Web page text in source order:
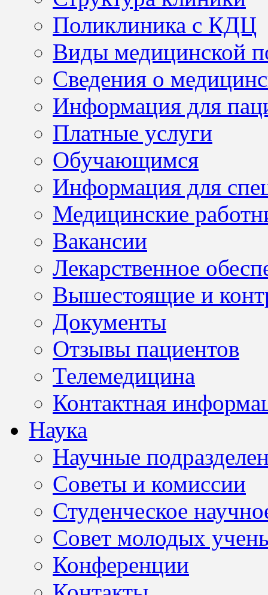
Поликлиника с КДЦ
Виды медицинской
Сведения о
Информация для
Платные услуги
Обучающимся
Информация для
Медицинские
Вакансии
Лекарственное
Вышестоящие и
Документы
Отзывы пациентов
Телемедицина
Контактная
Наука
Научные
Советы и комиссии
Студенческое
Совет молодых
Конференции